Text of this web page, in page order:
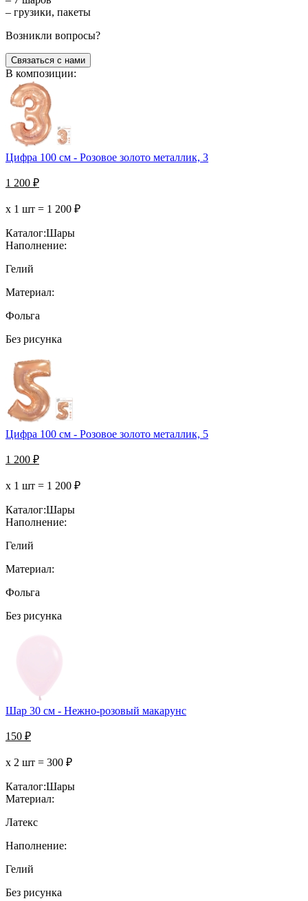
– грузики, пакеты
Возникли вопросы?
Связаться с нами
В композиции:
Цифра 100 см - Розовое золото металлик, 3
1 200 ₽
х 1 шт = 1 200 ₽
Каталог:Шары
Наполнение:
Гелий
Материал:
Фольга
Без рисунка
Цифра 100 см - Розовое золото металлик, 5
1 200 ₽
х 1 шт = 1 200 ₽
Каталог:Шары
Наполнение:
Гелий
Материал:
Фольга
Без рисунка
Шар 30 см - Нежно-розовый макарунс
150 ₽
х 2 шт = 300 ₽
Каталог:Шары
Материал:
Латекс
Наполнение:
Гелий
Без рисунка